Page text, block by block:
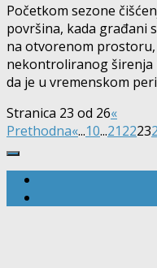
Početkom sezone
površina, kada građani
na otvorenom
nekontroliranog širenja
da je u vremenskom
Stranica 23 od 26«
Prethodna«...10...212223